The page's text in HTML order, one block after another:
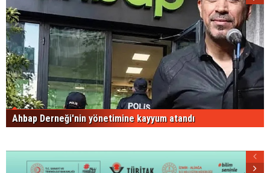
Ahbap Derneği'nin yönetimine kayyum atandı